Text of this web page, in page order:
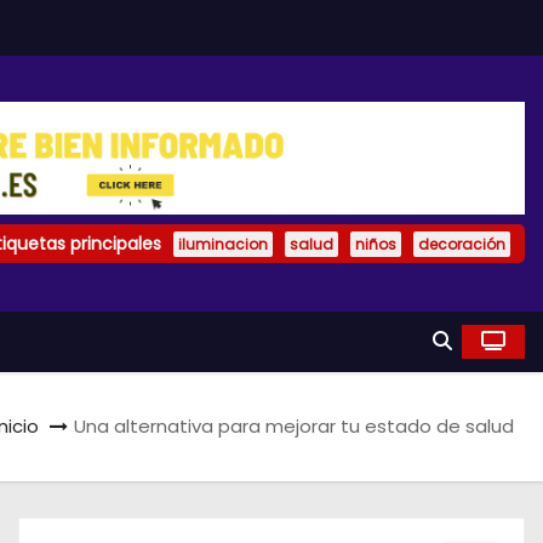
principales iluminacion salud niños decoración
Una alternativa para mejorar tu estado de salud